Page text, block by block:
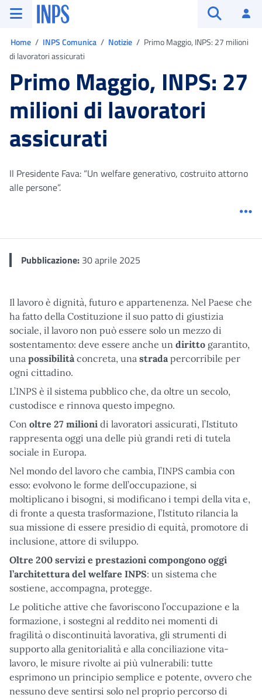
Vai al menu principale
Vai al contenuto principale
Vai al pie' di pagina
INPS ()
Home INPS Comunica Notizie
Primo Maggio, INPS: 27 milioni
di lavoratori assicurati
Primo Maggio, INPS: 27
milioni di lavoratori
assicurati
Il Presidente Fava: “Un welfare generativo, costruito attorno
alle persone”.
Pubblicazione: 30 aprile 2025
Il lavoro è dignità, futuro e appartenenza. Nel Paese che
ha fatto della Costituzione il suo patto di giustizia
sociale, il lavoro non può essere solo un mezzo di
sostentamento: deve essere anche un diritto garantito,
una possibilità concreta, una strada percorribile per
ogni cittadino.
L’INPS è il sistema pubblico che, da oltre un secolo,
custodisce e rinnova questo impegno.
Con oltre 27 milioni di lavoratori assicurati, l’Istituto
rappresenta oggi una delle più grandi reti di tutela
sociale in Europa.
Nel mondo del lavoro che cambia, l’INPS cambia con
esso: evolvono le forme dell’occupazione, si
moltiplicano i bisogni, si modificano i tempi della vita e,
di fronte a questa trasformazione, l’Istituto rilancia la
sua missione di essere presidio di equità, promotore di
inclusione, attore di sviluppo.
Oltre 200 servizi e prestazioni compongono oggi
l’architettura del welfare INPS: un sistema che
sostiene, accompagna, protegge.
Le politiche attive che favoriscono l’occupazione e la
formazione, i sostegni al reddito nei momenti di
fragilità o discontinuità lavorativa, gli strumenti di
supporto alla genitorialità e alla conciliazione vita-
lavoro, le misure rivolte ai più vulnerabili: tutte
esprimono un principio semplice e potente, ovvero che
nessuno deve sentirsi solo nel proprio percorso di